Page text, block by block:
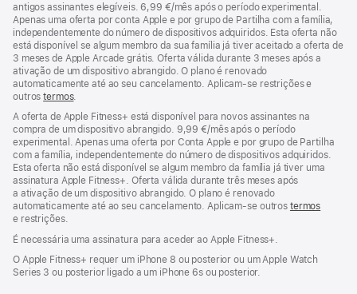
antigos assinantes elegíveis. 6,99 €/mês após o período experimental.
Apenas uma oferta por conta Apple e por grupo de Partilha com a família,
independentemente do número de dispositivos adquiridos. Esta oferta não
está disponível se algum membro da sua família já tiver aceitado a oferta de
3 meses de Apple Arcade grátis. Oferta válida durante 3 meses após a
ativação de um dispositivo abrangido. O plano é renovado
automaticamente até ao seu cancelamento. Aplicam‑se restrições e
outrostermos.
A oferta de Apple Fitness+ está disponível para novos assinantes na
compra de um dispositivo abrangido. 9,99 €/mês após o período
experimental. Apenas uma oferta por Conta Apple e por grupo de Partilha
com a família, independentemente do número de dispositivos adquiridos.
Esta oferta não está disponível se algum membro da família já tiver uma
assinatura Apple Fitness+. Oferta válida durante três meses após
a ativação de um dispositivo abrangido. O plano é renovado
automaticamente até ao seu cancelamento. Aplicam‑se outros termos
e restrições.
É necessária uma assinatura para aceder ao Apple Fitness+.
O Apple Fitness+ requer um iPhone 8 ou posterior ou um Apple Watch
Series 3 ou posterior ligado a um iPhone 6s ou posterior.